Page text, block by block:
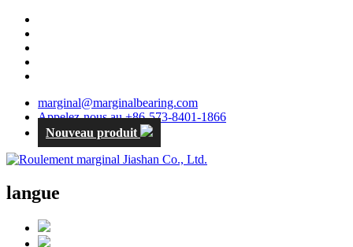
marginal@marginalbearing.com
Appelez-nous au +86-573-8401-1866
Nouveau produit
langue